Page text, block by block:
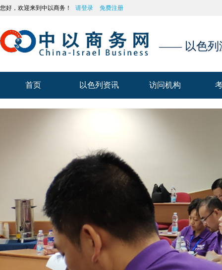
您好，欢迎来到中以商务！ 请登录 免费注册
—— 以色列
首页 以色列资讯 访问机构